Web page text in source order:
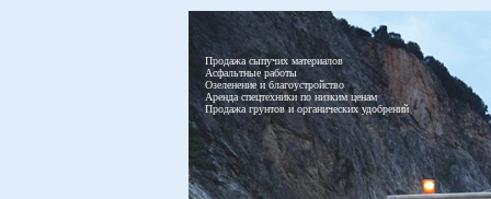
Продажа сыпучих материалов
Асфальтные работы
Озеленение и благоустройство
Аренда спецтехники по низким ценам
Продажа грунтов и органических удобрений